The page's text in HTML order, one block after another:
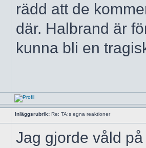
rädd att de
där. Halbrand är
kunna bli en
Inläggsrubrik: Re: TA:s egna reaktioner
Jag gjorde våld